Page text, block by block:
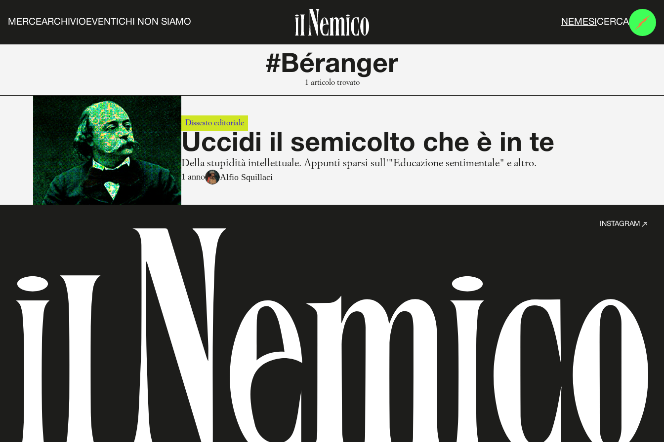
MERCEARCHIVIO EVENTI CHI NON SIAMO H C ATV# CERCA
#Béranger
1 articolo trovato
Dissesto editoriale
Uccidi il semicolto che è in te
Della stupidità intellettuale. Appunti sparsi sull'"Educazione sentimentale" e altro.
1 anno Alfio Squillaci
INSTAGRAM